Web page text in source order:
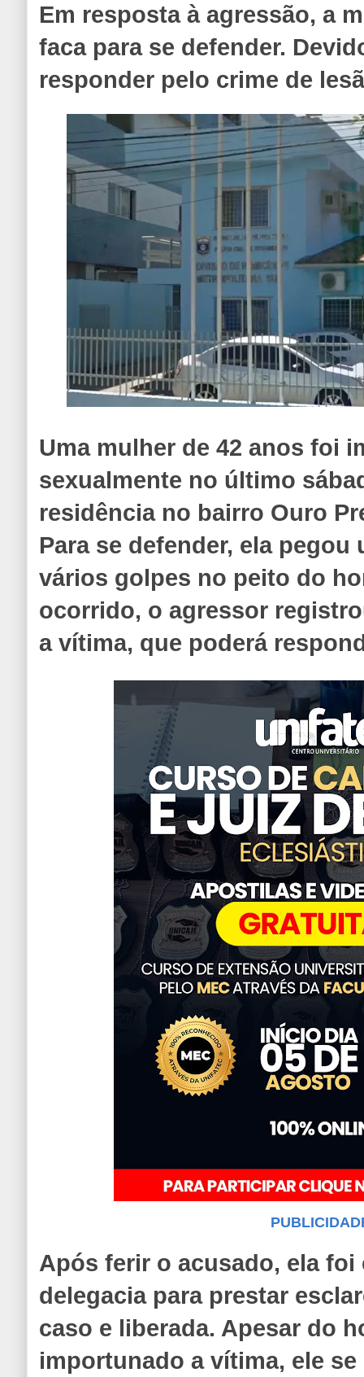
Em resposta à agressão, a
faca para se defender.
responder pelo crime de
Uma mulher de 42 anos foi
sexualmente no último
residência no bairro Ouro
Para se defender, ela pegou
vários golpes no peito do
ocorrido, o agressor
a vítima, que poderá
Após ferir o acusado, ela foi
delegacia para prestar
caso e liberada. Apesar do
importunado a vítima, ele